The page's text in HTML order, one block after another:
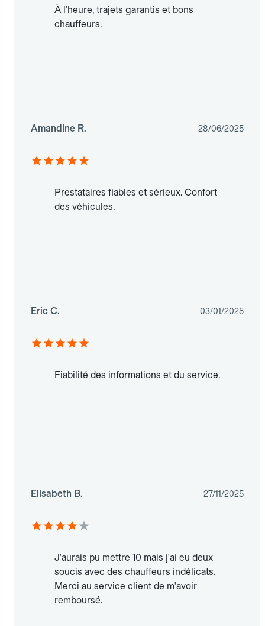
À l'heure, trajets garantis et bons
chauffeurs.
Amandine R. 28/06/2025
Prestataires fiables et sérieux. Confort
des véhicules.
Eric C. 03/01/2025
Fiabilité des informations et du service.
Elisabeth B. 27/11/2025
J'aurais pu mettre 10 mais j'ai eu deux
soucis avec des chauffeurs indélicats.
Merci au service client de m'avoir
remboursé.